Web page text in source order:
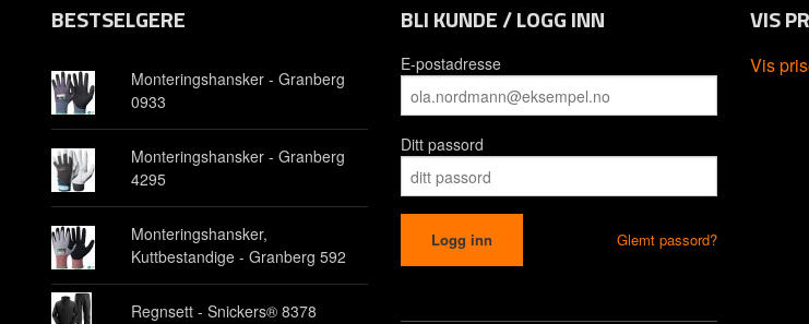
BESTSELGERE
Monteringshansker - Granberg
0933
Monteringshansker - Granberg
4295
Monteringshansker,
Kuttbestandige - Granberg 592
Regnsett - Snickers® 8378
BLI KUNDE / LOGG INN
E-postadresse
Ditt passord
Glemt passord?
VIS
Vis